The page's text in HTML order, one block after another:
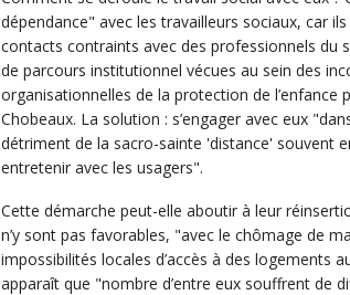
dépendance" avec les travailleurs sociaux, car
contacts contraints avec des professionnels du
de parcours institutionnel vécues au sein des
organisationnelles de la protection de l’enfance
Chobeaux. La solution : s’engager avec eux
détriment de la sacro-sainte 'distance' souvent
entretenir avec les usagers".
Cette démarche peut-elle aboutir à leur
n’y sont pas favorables, "avec le chômage de
impossibilités locales d’accès à des logements
apparaît que "nombre d’entre eux souffrent de